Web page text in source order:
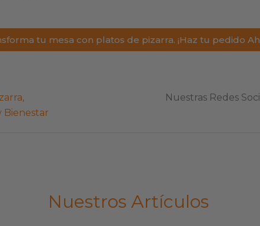
tu mesa con platos de pizarra. ¡Haz tu pedido
,
Bienestar
Nuestras Redes
Nuestros Artículos